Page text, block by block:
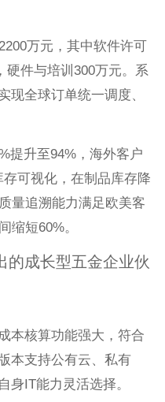
万元，其中软件许可
硬件与培训300万元。系
现全球订单统一调度、
提升至94%，海外客户
可视化，在制品库存降
量追溯能力满足欧美客
缩短60%。
的成长型五金企业伙
本核算功能强大，符合
本支持公有云、私有
身IT能力灵活选择。